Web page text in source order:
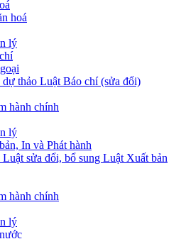
hoá
lý
thảo Luật Báo chí (sửa đổi)
hành chính
lý
In và Phát hành
sửa đổi, bổ sung Luật Xuất bản
hành chính
lý